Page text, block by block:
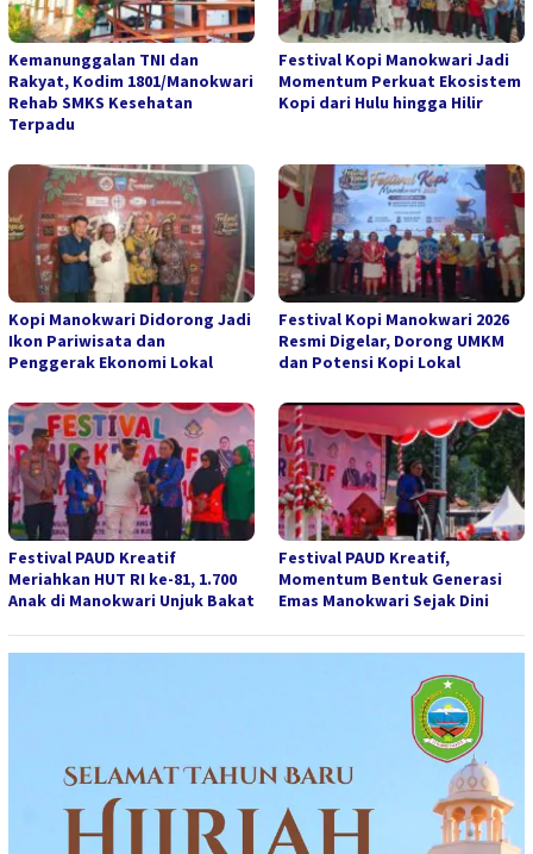
Kemanunggalan TNI dan
Rakyat, Kodim 1801/Manokwari
Rehab SMKS Kesehatan
Terpadu
Festival Kopi Manokwari Jadi
Momentum Perkuat Ekosistem
Kopi dari Hulu hingga Hilir
Kopi Manokwari Didorong Jadi
Ikon Pariwisata dan
Penggerak Ekonomi Lokal
Festival Kopi Manokwari 2026
Resmi Digelar, Dorong UMKM
dan Potensi Kopi Lokal
Festival PAUD Kreatif
Meriahkan HUT RI ke-81, 1.700
Anak di Manokwari Unjuk Bakat
Festival PAUD Kreatif,
Momentum Bentuk Generasi
Emas Manokwari Sejak Dini